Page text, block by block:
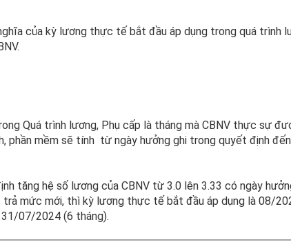
của kỳ lương thực tế bắt đầu áp dụng trong quá trình
Quá trình lương, Phụ cấp là tháng mà CBNV thực sự
phần mềm sẽ tính từ ngày hưởng ghi trong quyết định
tăng hệ số lương của CBNV từ 3.0 lên 3.33 có ngày
mức mới, thì kỳ lương thực tế bắt đầu áp dụng là 08/
07/2024 (6 tháng).